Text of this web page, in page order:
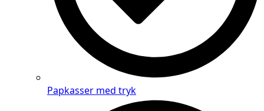
Papkasser med tryk